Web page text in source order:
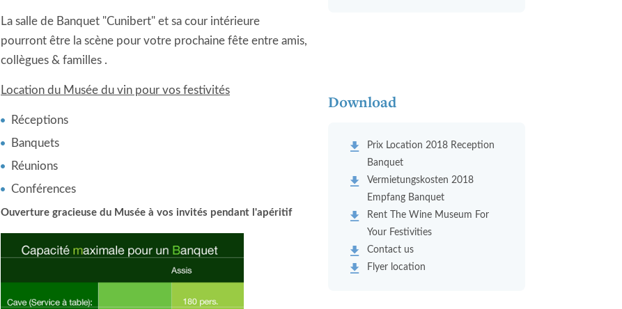
La salle de Banquet "Cunibert" et sa cour intérieure
pourront être la scène pour votre prochaine fête entre amis,
collègues & familles .
Location du Musée du vin pour vos festivités
Réceptions
Banquets
Réunions
Conférences
Ouverture gracieuse du Musée à vos invités pendant l'apéritif
Download
Prix Location 2018 Reception
Banquet
Vermietungskosten 2018
Empfang Banquet
Rent The Wine Museum For
Your Festivities
Contact us
Flyer location